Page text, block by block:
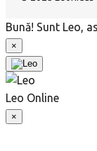
Bună! Sunt Leo,
×
Leo Online
×